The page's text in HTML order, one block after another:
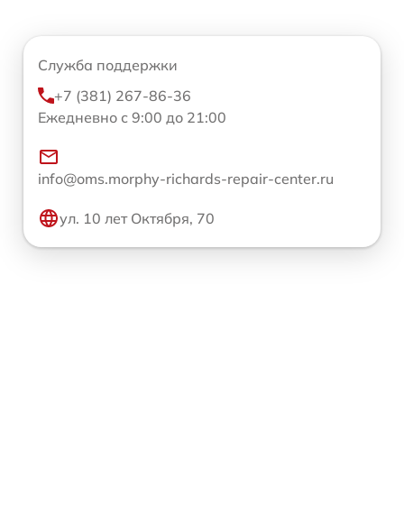
Служба поддержки
+7 (381) 267-86-36
Ежедневно с 9:00 до 21:00
info@oms.morphy-richards-repair-center.ru
ул. 10 лет Октября, 70